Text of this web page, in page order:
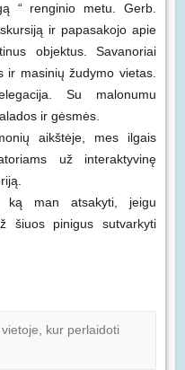
“ renginio metu. Gerb.
ir papasakojo apie
objektus. Savanoriai
ir masinių žudymo vietas.
Su malonumu
ir gėsmės.
aikštėje, mes ilgais
už interaktyvinę
ką man atsakyti, jeigu
šiuos pinigus sutvarkyti
kur perlaidoti